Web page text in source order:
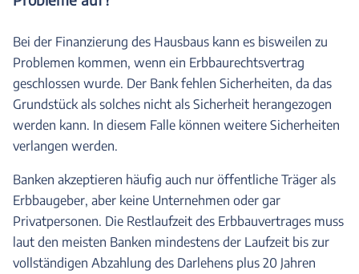
Bei der Finanzierung des Hausbaus kann es bisweilen zu
Problemen kommen, wenn ein Erbbaurechtsvertrag
geschlossen wurde. Der Bank fehlen Sicherheiten, da das
Grundstück als solches nicht als Sicherheit herangezogen
werden kann. In diesem Falle können weitere Sicherheiten
verlangen werden.
Banken akzeptieren häufig auch nur öffentliche Träger als
Erbbaugeber, aber keine Unternehmen oder gar
Privatpersonen. Die Restlaufzeit des Erbbauvertrages muss
laut den meisten Banken mindestens der Laufzeit bis zur
vollständigen Abzahlung des Darlehens plus 20 Jahren